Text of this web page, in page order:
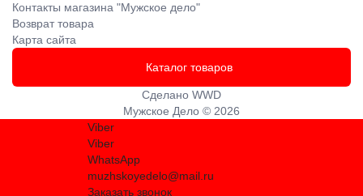
Контакты магазина "Мужское дело"
Возврат товара
Карта сайта
Каталог товаров
Сделано WWD
Мужское Дело © 2026
Viber
Viber
WhatsApp
muzhskoyedelo@mail.ru
Заказать звонок